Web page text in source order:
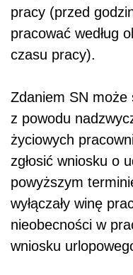
pracy (przed
pracować według
czasu pracy).
Zdaniem SN
z powodu
życiowych
zgłosić wniosku o
powyższym
wyłączały winę
nieobecności w
wniosku